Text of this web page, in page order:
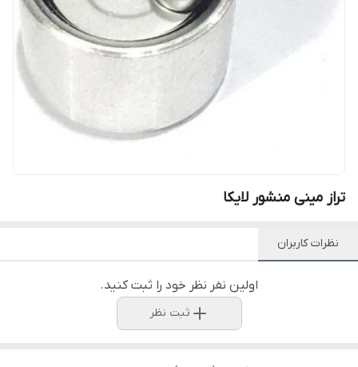
تراز مینی منشور لایکا
نظرات کاربران
اولین نفر نظر خود را ثبت کنید.
ثبت نظر